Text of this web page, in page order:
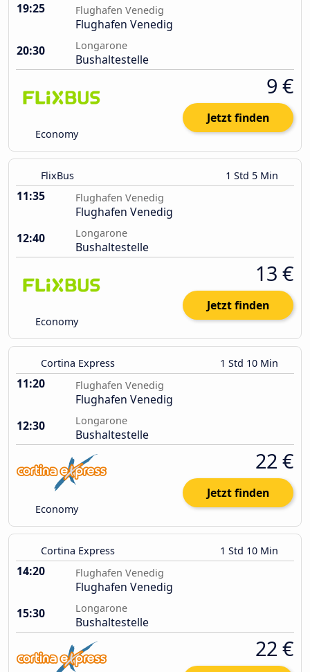
19:25 Flughafen Venedig
Flughafen Venedig
20:30
Longarone
Bushaltestelle
Economy
9 €
Jetzt finden
FlixBus 1 Std 5 Min
11:35 Flughafen Venedig
Flughafen Venedig
12:40
Longarone
Bushaltestelle
Economy
13 €
Jetzt finden
Cortina Express 1 Std 10 Min
11:20 Flughafen Venedig
Flughafen Venedig
12:30
Longarone
Bushaltestelle
Economy
22 €
Jetzt finden
Cortina Express 1 Std 10 Min
14:20 Flughafen Venedig
Flughafen Venedig
15:30
Longarone
Bushaltestelle
22 €